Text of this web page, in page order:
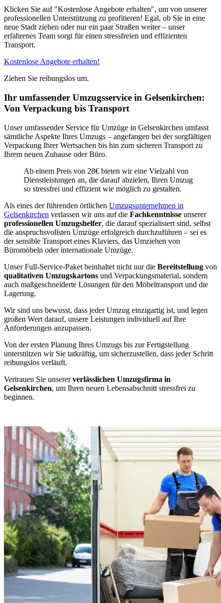
Klicken Sie auf "Kostenlose Angebote erhalten", um von unserer
professionellen Unterstützung zu profitieren! Egal, ob Sie in eine
neue Stadt ziehen oder nur ein paar Straßen weiter – unser
erfahrenes Team sorgt für einen stressfreien und effizienten
Transport.
Kostenlose Angebote erhalten!
Ziehen Sie reibungslos um.
Ihr umfassender Umzugsservice in Gelsenkirchen:
Von Verpackung bis Transport
Unser umfassender Service für Umzüge in Gelsenkirchen umfasst
sämtliche Aspekte Ihres Umzugs – angefangen bei der sorgfältigen
Verpackung Ihrer Wertsachen bis hin zum sicheren Transport zu
Ihrem neuen Zuhause oder Büro.
Ab einem Preis von 28€ bieten wir eine Vielzahl von
Dienstleistungen an, die darauf abzielen, Ihren Umzug
so stressfrei und effizient wie möglich zu gestalten.
Als eines der führenden örtlichen Umzugsunternehmen in
Gelsenkirchen verlassen wir uns auf die Fachkenntnisse unserer
professionellen Umzugshelfer, die darauf spezialisiert sind, selbst
die anspruchsvollsten Umzüge erfolgreich durchzuführen – sei es
der sensible Transport eines Klaviers, das Umziehen von
Büromöbeln oder internationale Umzüge.
Unser Full-Service-Paket beinhaltet nicht nur die Bereitstellung von
qualitativen Umzugskartons und Verpackungsmaterial, sondern
auch maßgeschneiderte Lösungen für den Möbeltransport und die
Lagerung.
Wir sind uns bewusst, dass jeder Umzug einzigartig ist, und legen
großen Wert darauf, unsere Leistungen individuell auf Ihre
Anforderungen anzupassen.
Von der ersten Planung Ihres Umzugs bis zur Fertigstellung
unterstützen wir Sie tatkräftig, um sicherzustellen, dass jeder Schritt
reibungslos verläuft.
Vertrauen Sie unsererverlässlichen Umzugsfirma in
Gelsenkirchen, um Ihren neuen Lebensabschnitt stressfrei zu
beginnen.